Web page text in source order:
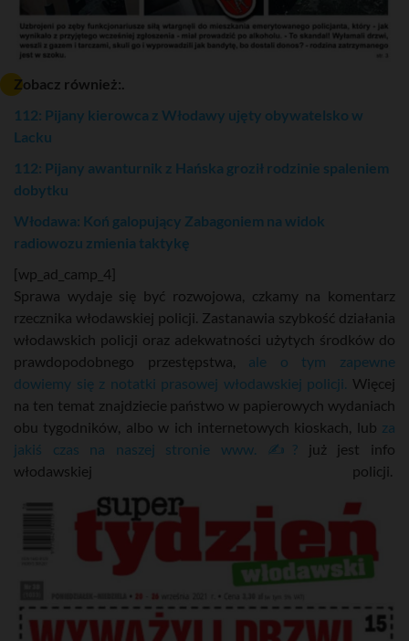
Zobacz również:.
112: Pijany kierowca z Włodawy ujęty obywatelsko w
Lacku
112: Pijany awanturnik z Hańska groził rodzinie spaleniem
dobytku
Włodawa: Koń galopujący Zabagoniem na widok
radiowozu zmienia taktykę
[wp_ad_camp_4]
Sprawa wydaje się być rozwojowa, czkamy na komentarz
rzecznika włodawskiej policji. Zastanawia szybkość działania
włodawskich policji oraz adekwatności użytych środków do
prawdopodobnego przestępstwa, ale o tym zapewne
dowiemy się z notatki prasowej włodawskiej policji. Więcej
na ten temat znajdziecie państwo w papierowych wydaniach
obu tygodników, albo w ich internetowych kioskach, lub za
jakiś czas na naszej stronie www. ✍? już jest info
włodawskiej policji.